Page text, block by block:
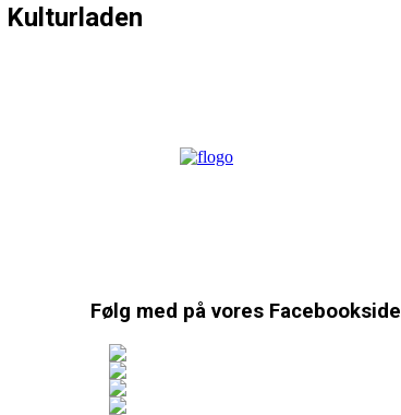
Følg med på vores Facebookside